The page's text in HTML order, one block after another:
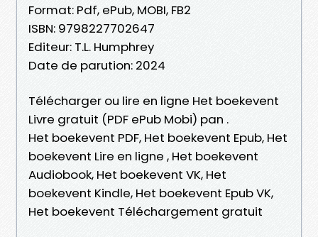
Format: Pdf, ePub, MOBI, FB2
ISBN: 9798227702647
Editeur: T.L. Humphrey
Date de parution: 2024
Télécharger ou lire en ligne Het boekevent
Livre gratuit (PDF ePub Mobi) pan .
Het boekevent PDF, Het boekevent Epub, Het
boekevent Lire en ligne , Het boekevent
Audiobook, Het boekevent VK, Het
boekevent Kindle, Het boekevent Epub VK,
Het boekevent Téléchargement gratuit